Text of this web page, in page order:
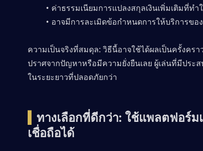
ค่าธรรมเนียมการแปลงสกุลเงินเพิ่มเติมที่ท
อาจมีการละเมิดข้อกำหนดการให้บริการขอ
ความเป็นจริงที่สมดุล: วิธีนี้อาจใช้ได้ผลเป็นครั้งคร
ปราศจากปัญหาหรือมีความยั่งยืนเลย ผู้เล่นที่มีปร
ในระยะยาวที่ปลอดภัยกว่า
ทางเลือกที่ดีกว่า: ใช้แพลตฟอร์
เชื่อถือได้